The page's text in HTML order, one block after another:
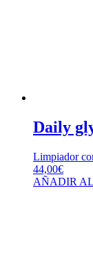
Daily
Limpiador
44,00€
AÑADIR